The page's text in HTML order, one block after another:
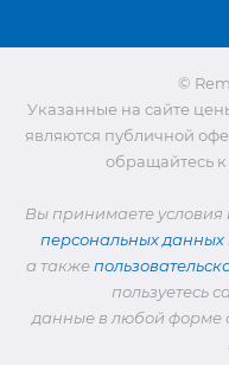
©
Указанные на сайте
являются публичной
обращайтесь
Вы принимаете
персональных данных
а также
пользуетесь
данные в любой форме